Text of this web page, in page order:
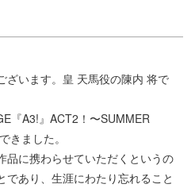
ざいます。皇 天馬役の陳内 将で
『A3!』ACT2！〜SUMMER
きました。
品に携わらせていただくというの
であり、生涯にわたり忘れること